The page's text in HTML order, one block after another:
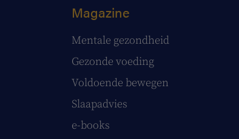
Magazine
Mentale gezondheid
Gezonde voeding
Voldoende bewegen
Slaapadvies
e-books